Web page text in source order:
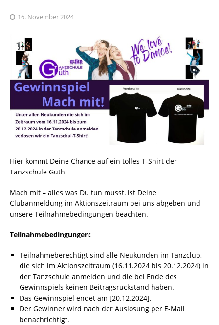
16. November 2024
Hier kommt Deine Chance auf ein tolles T-Shirt der
Tanzschule Güth.
Mach mit – alles was Du tun musst, ist Deine
Clubanmeldung im Aktionszeitraum bei uns abgeben und
unsere Teilnahmebedingungen beachten.
Teilnahmebedingungen:
Teilnahmeberechtigt sind alle Neukunden im Tanzclub,
die sich im Aktionszeitraum (16.11.2024 bis 20.12.2024) in
der Tanzschule anmelden und die bei Ende des
Gewinnspiels keinen Beitragsrückstand haben.
Das Gewinnspiel endet am [20.12.2024].
Der Gewinner wird nach der Auslosung per E-Mail
benachrichtigt.